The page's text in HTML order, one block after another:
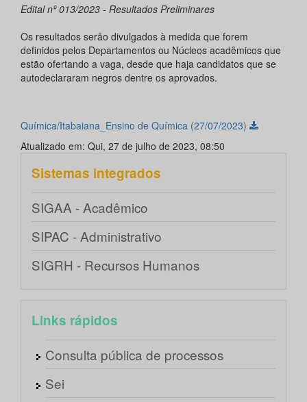
Edital nº 013/2023 - Resultados Preliminares
Os resultados serão divulgados à medida que forem
definidos pelos Departamentos ou Núcleos acadêmicos que
estão ofertando a vaga, desde que haja candidatos que se
autodeclararam negros dentre os aprovados.
Química/Itabaiana_Ensino de Química (27/07/2023)
Atualizado em: Qui, 27 de julho de 2023, 08:50
Sistemas integrados
SIGAA - Acadêmico
SIPAC - Administrativo
SIGRH - Recursos Humanos
Links rápidos
Consulta pública de processos
Sei